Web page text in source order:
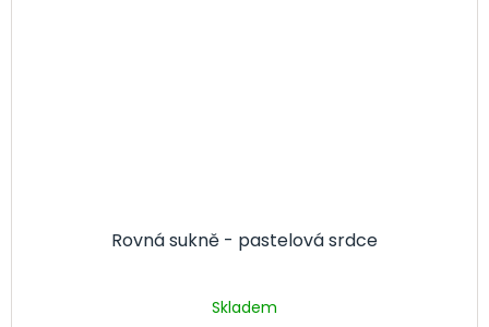
Rovná sukně - pastelová srdce
Skladem